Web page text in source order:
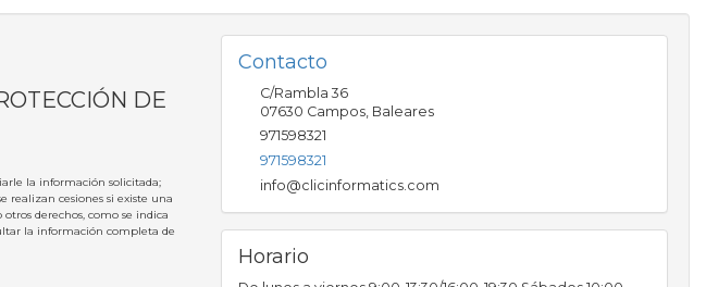
DE
la información solicitada;
realizan cesiones si existe una
derechos, como se indica
la información completa de
Contacto
C/Rambla 36
07630 Campos, Baleares
971598321
971598321
info@clicinformatics.com
Horario